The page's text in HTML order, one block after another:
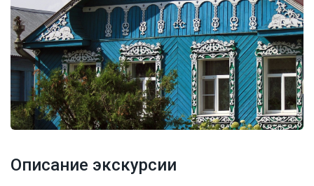
Описание экскурсии